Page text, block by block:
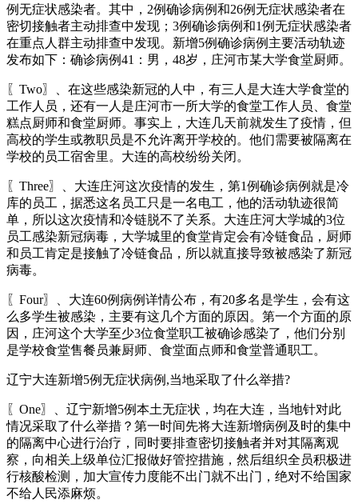
例无症状感染者。其中，2例确诊病例和26例无症状感染者在
密切接触者主动排查中发现；3例确诊病例和1例无症状感染者
在重点人群主动排查中发现。新增5例确诊病例主要活动轨迹
发布如下：确诊病例41：男，48岁，庄河市某大学食堂厨师。
〖Two〗、在这些感染新冠的人中，有三人是大连大学食堂的
工作人员，还有一人是庄河市一所大学的食堂工作人员、食堂
糕点厨师和食堂厨师。事实上，大连几天前就发生了疫情，但
高校的学生或教职员是不允许离开学校的。他们需要被隔离在
学校的员工宿舍里。大连的高校纷纷关闭。
〖Three〗、大连庄河这次疫情的发生，第1例确诊病例就是冷
库的员工，据悉这名员工只是一名电工，他的活动轨迹很简
单，所以这次疫情和冷链脱不了关系。大连庄河大学城的3位
员工感染新冠病毒，大学城里的食堂肯定会有冷链食品，厨师
和员工肯定是接触了冷链食品，所以就直接导致被感染了新冠
病毒。
〖Four〗、大连60例病例详情公布，有20多名是学生，会有这
么多学生被感染，主要有这几个方面的原因。第一个方面的原
因，庄河这个大学至少3位食堂职工被确诊感染了，他们分别
是学校食堂售餐员兼厨师、食堂面点师和食堂普通职工。
辽宁大连新增5例无症状病例,当地采取了什么举措?
〖One〗、辽宁新增5例本土无症状，均在大连，当地针对此
情况采取了什么举措？第一时间先将大连新增病例及时的集中
的隔离中心进行治疗，同时要排查密切接触者并对其隔离观
察，向相关上级单位汇报做好管控措施，然后组织全员积极进
行核酸检测，加大宣传力度能不出门就不出门，绝对不给国家
不给人民添麻烦。